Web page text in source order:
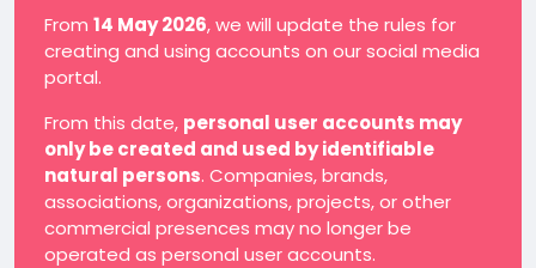
From 14 May 2026, we will update the rules for
creating and using accounts on our social media
portal.
From this date, personal user accounts may
only be created and used by identifiable
natural persons. Companies, brands,
associations, organizations, projects, or other
commercial presences may no longer be
operated as personal user accounts.